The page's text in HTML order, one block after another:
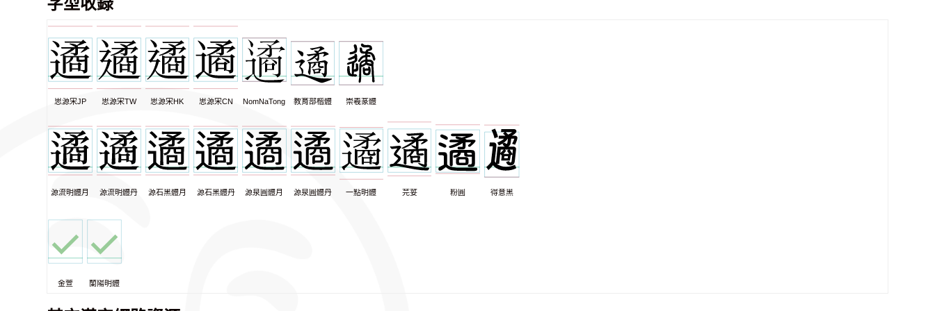
思源宋JP 思源宋TW 思源宋HK 思源宋CN NomNaTong 教育部楷體 崇羲篆體
源流明體月 源流明體丹 源石黑體月 源石黑體丹 源泉圓體月 源泉圓體丹 一點明體 芫荽 粉圓 得意黑
金萱 蘭陽明體